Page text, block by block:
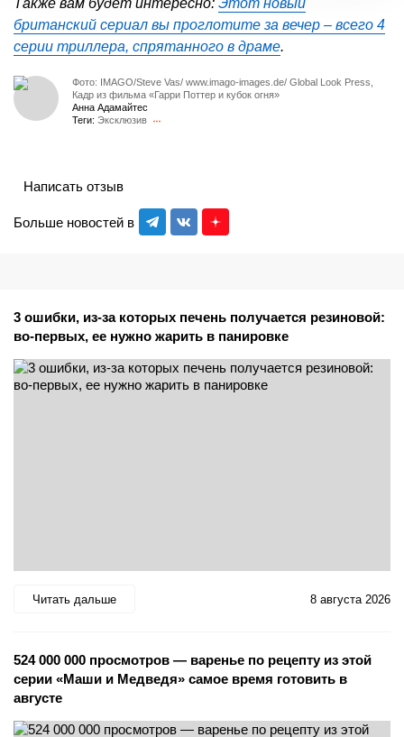
Также вам будет интересно: Этот новый
британский сериал вы проглотите за вечер – всего 4
серии триллера, спрятанного в драме.
Фото: IMAGO/Steve Vas/ www.imago-images.de/ Global Look Press,
Кадр из фильма «Гарри Поттер и кубок огня»
Анна Адамайтес
Теги: Эксклюзив
Больше новостей в
Написать отзыв
3 ошибки, из-за которых печень получается резиновой:
во-первых, ее нужно жарить в панировке
Читать дальше 8 августа 2026
524 000 000 просмотров — варенье по рецепту из этой
серии «Маши и Медведя» самое время готовить в
августе